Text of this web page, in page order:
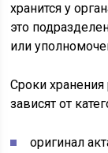
хранится у
это
или
Сроки
зависят от
оригинал